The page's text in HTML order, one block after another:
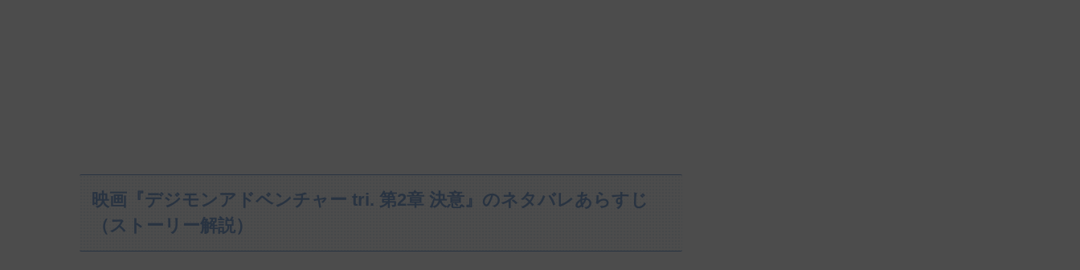
映画『デジモンアドベンチャー tri. 第2章 決意』のネタバレあらすじ
（ストーリー解説）